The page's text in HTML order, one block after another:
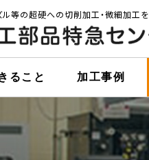
ル等の超硬への切削加工・微細加工
ること 加工事例